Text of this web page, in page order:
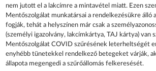
nem jutott el a lakcímre a mintavétel miatt. Ezen
Mentőszolgálat munkatársai a rendelkezésükre álló
fogják, tehát a helyszínen már csak a
(személyi igazolvány, lakcímkártya, TAJ kártya) van
Mentőszolgálat COVID szűrésének leterheltségét
enyhébb tünetekkel rendelkező betegeket várják,
állapota megengedi a szűrőállomás felkeresését.